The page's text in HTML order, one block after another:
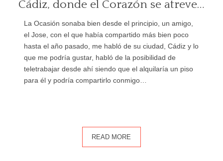
Cádiz, donde el Corazón se atreve…
La Ocasión sonaba bien desde el principio, un amigo,
el Jose, con el que había compartido más bien poco
hasta el año pasado, me habló de su ciudad, Cádiz y lo
que me podría gustar, habló de la posibilidad de
teletrabajar desde ahí siendo que el alquilaría un piso
para él y podría compartirlo conmigo…
READ MORE